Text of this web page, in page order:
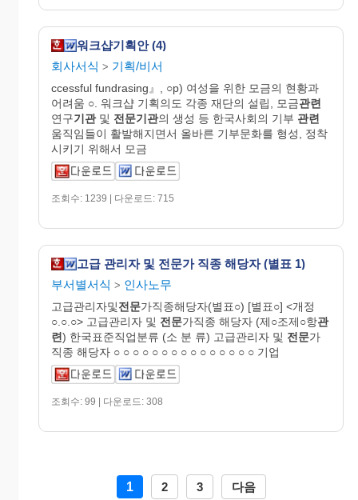
워크샵기획안 (4)
회사서식 > 기획/비서
ccessful fundrasing』, ○p) 여성을 위한 모금의 현황과
어려움 ○. 워크샵 기획의도 각종 재단의 설립, 모금관련
연구기관및 전문기관의 생성 등 한국사회의 기부 관련
움직임들이 활발해지면서 올바른 기부문화를 형성, 정착
시키기 위해서 모금
조회수: 1239 | 다운로드: 715
고급 관리자 및 전문가 직종 해당자 (별표 1)
부서별서식 > 인사노무
고급관리자및전문가직종해당자(별표○) [별표○] <개정
○.○.○> 고급관리자 및 전문가직종 해당자 (제○조제○항관
련) 한국표준직업분류 (소 분 류) 고급관리자 및 전문가
직종 해당자 ○ ○ ○ ○ ○ ○ ○ ○ ○ ○ ○ ○ ○ ○ ○ 기업
조회수: 99 | 다운로드: 308
1 2 3 다음